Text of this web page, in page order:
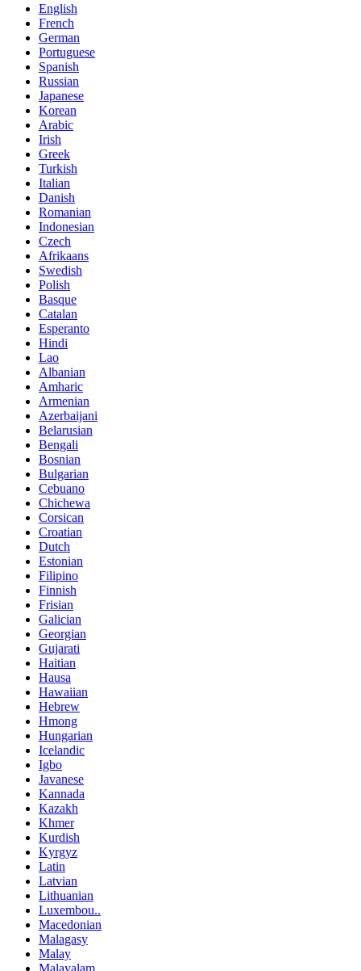
English
French
German
Portuguese
Spanish
Russian
Japanese
Korean
Arabic
Irish
Greek
Turkish
Italian
Danish
Romanian
Indonesian
Czech
Afrikaans
Swedish
Polish
Basque
Catalan
Esperanto
Hindi
Lao
Albanian
Amharic
Armenian
Azerbaijani
Belarusian
Bengali
Bosnian
Bulgarian
Cebuano
Chichewa
Corsican
Croatian
Dutch
Estonian
Filipino
Finnish
Frisian
Galician
Georgian
Gujarati
Haitian
Hausa
Hawaiian
Hebrew
Hmong
Hungarian
Icelandic
Igbo
Javanese
Kannada
Kazakh
Khmer
Kurdish
Kyrgyz
Latin
Latvian
Lithuanian
Luxembou..
Macedonian
Malagasy
Malay
Malayalam